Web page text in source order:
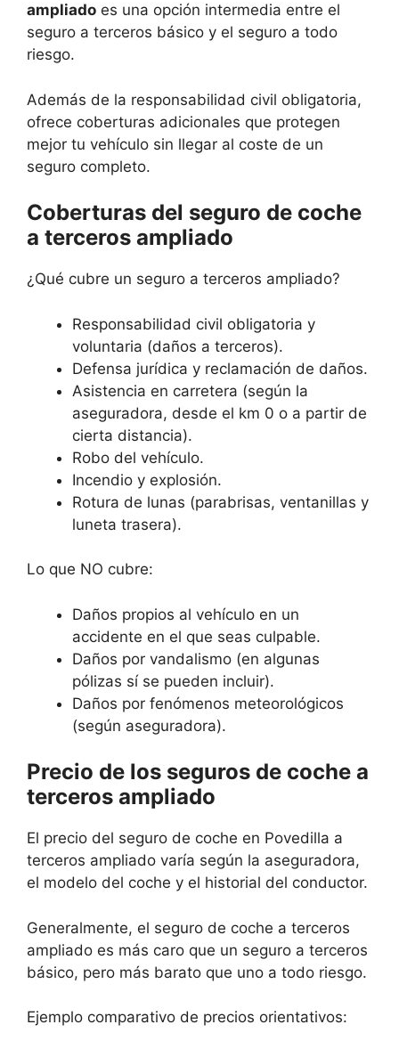
ampliado es una opción intermedia entre el
seguro a terceros básico y el seguro a todo
riesgo.
Además de la responsabilidad civil obligatoria,
ofrece coberturas adicionales que protegen
mejor tu vehículo sin llegar al coste de un
seguro completo.
Coberturas del seguro de coche
a terceros ampliado
¿Qué cubre un seguro a terceros ampliado?
Responsabilidad civil obligatoria y
voluntaria (daños a terceros).
Defensa jurídica y reclamación de daños.
Asistencia en carretera (según la
aseguradora, desde el km 0 o a partir de
cierta distancia).
Robo del vehículo.
Incendio y explosión.
Rotura de lunas (parabrisas, ventanillas y
luneta trasera).
Lo que NO cubre:
Daños propios al vehículo en un
accidente en el que seas culpable.
Daños por vandalismo (en algunas
pólizas sí se pueden incluir).
Daños por fenómenos meteorológicos
(según aseguradora).
Precio de los seguros de coche a
terceros ampliado
El precio del seguro de coche en Povedilla a
terceros ampliado varía según la aseguradora,
el modelo del coche y el historial del conductor.
Generalmente, el seguro de coche a terceros
ampliado es más caro que un seguro a terceros
básico, pero más barato que uno a todo riesgo.
Ejemplo comparativo de precios orientativos: